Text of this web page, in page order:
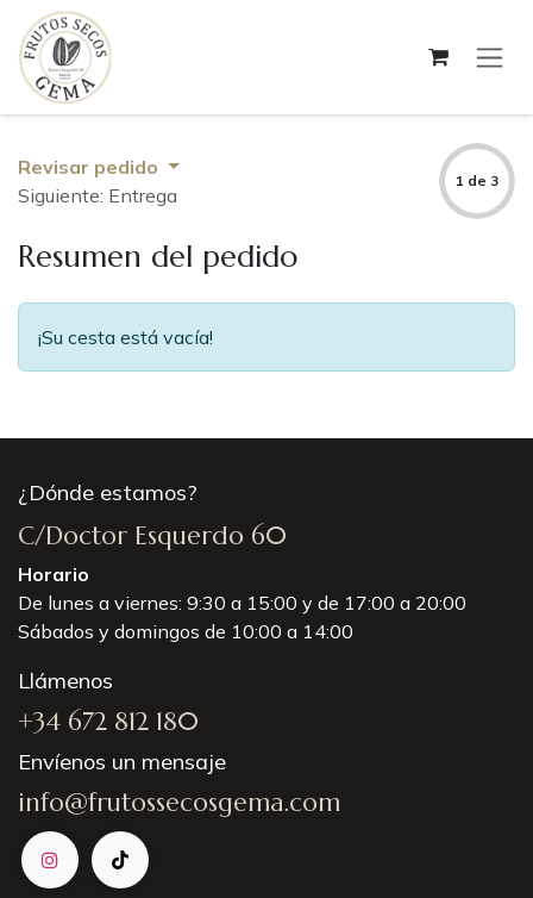
Ir al contenido
Revisar pedido
Siguiente: Entrega
1 de 3
Resumen del pedido
¡Su cesta está vacía!
¿Dónde estamos?
C/Doctor Esquerdo 60
Horario
De lunes a viernes: 9:30 a 15:00 y de 17:00 a 20:00
Sábados y domingos de 10:00 a 14:00
Llámenos
+34 672 812 180
Envíenos un mensaje
info@frutossecosgema.com